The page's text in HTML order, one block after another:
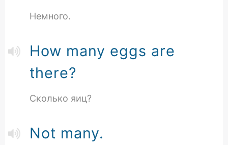
Немного.
How many eggs are
there?
Сколько яиц?
Not many.